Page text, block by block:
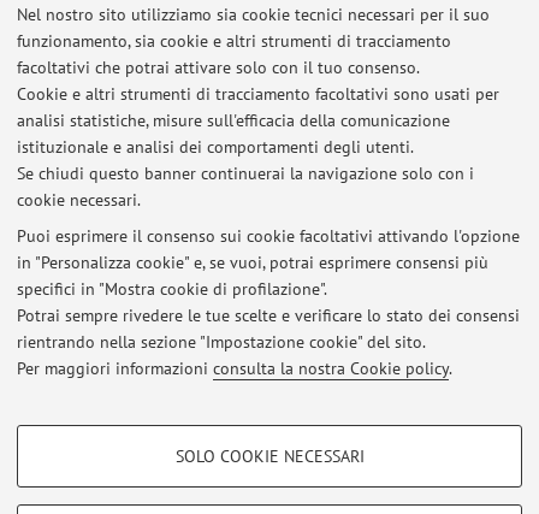
Nel nostro sito utilizziamo sia cookie tecnici necessari per il suo
funzionamento, sia cookie e altri strumenti di tracciamento
facoltativi che potrai attivare solo con il tuo consenso.
Cookie e altri strumenti di tracciamento facoltativi sono usati per
analisi statistiche, misure sull'efficacia della comunicazione
istituzionale e analisi dei comportamenti degli utenti.
Se chiudi questo banner continuerai la navigazione solo con i
cookie necessari.
Puoi esprimere il consenso sui cookie facoltativi attivando l'opzione
in "Personalizza cookie" e, se vuoi, potrai esprimere consensi più
specifici in "Mostra cookie di profilazione".
Potrai sempre rivedere le tue scelte e verificare lo stato dei consensi
rientrando nella sezione "Impostazione cookie" del sito.
Per maggiori informazioni consulta la nostra Cookie policy.
COOKIE DI PROFILAZIONE - FACOLTATIVI
SOLO COOKIE NECESSARI
Ruolo della SPECT/TC nell'individuazione del pain
generator nella patologia degenerativa lombo-sacrale
Vertebral body stenting (Spine Jack) vs fissazione
percutanea mininvasiva nelle fratture traumatiche tipo A
del rachide toraco-lombare: studio comparativo
retrospettivo
Ultimi avvisi
Collegamento Teams alla Lezione del 04.05
Pubblicato il: 04 maggio 2022
Area riservata
Accedi tramiteloginper gestire tutti i contenuti del sito.